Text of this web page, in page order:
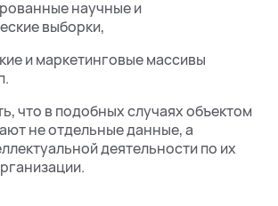
научные и
выборки,
и маркетинговые массивы
что в подобных случаях объектом
не отдельные данные, а
деятельности по их